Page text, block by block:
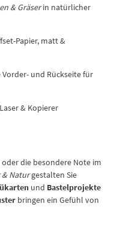
& Gräserin natürlicher
Papier, matt &
und Rückseite für
& Kopierer
oder die besondere Note im
& Naturgestalten Sie
und Bastelprojekte
bringen ein Gefühl von